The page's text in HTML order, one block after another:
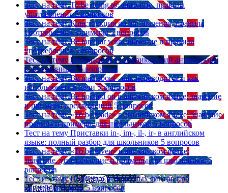
Тест на тему To be going to: значение, правила
употребления 5 вопросов
Тест на тему Конструкция go on: значения, правила
употребления, примеры 5 вопросов
Тест на тему Be familiar with: значение и правила
употребления 5 вопросов
Тест на тему Британский vs американский английский:
в чем разница? 5 вопросов
Тест на тему Be mad about - как переводится и как
использовать в речи 5 вопросов
Тест на тему Be hooked on в английском языке: значение
и примеры предложений 5 вопросов
Тест на тему «To be made» в английском языке: значение,
правила и примеры для школьников 5 вопросов
Тест на тему Приставки in-, im-, il-, ir- в английском
языке: полный разбор для школьников 5 вопросов
Тест на тему «To be given» в английском языке:
значение, употребление и примеры для школьников 5
вопросов
Тест на тему Подборка интересных фактов про
английский язык 5 вопросов